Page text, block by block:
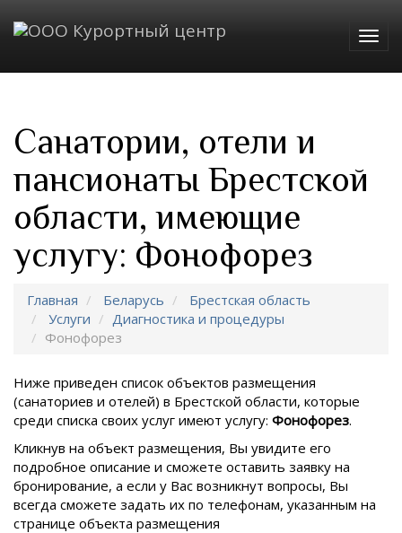
Санатории, отели и
пансионаты Брестской
области, имеющие
услугу: Фонофорез
Главная Беларусь
Брестская область
Услуги
Диагностика и процедуры
Фонофорез
Ниже приведен список объектов размещения
(санаториев и отелей) в Брестской области, которые
среди списка своих услуг имеют услугу: Фонофорез.
Кликнув на объект размещения, Вы увидите его
подробное описание и сможете оставить заявку на
бронирование, а если у Вас возникнут вопросы, Вы
всегда сможете задать их по телефонам, указанным на
странице объекта размещения